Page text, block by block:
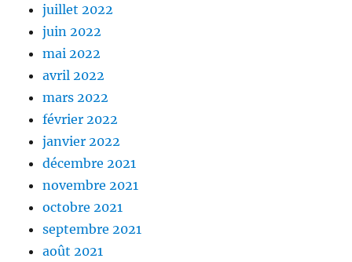
juillet 2022
juin 2022
mai 2022
avril 2022
mars 2022
février 2022
janvier 2022
décembre 2021
novembre 2021
octobre 2021
septembre 2021
août 2021